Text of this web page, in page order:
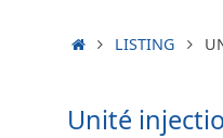
ACCUEIL
LISTING
Unité